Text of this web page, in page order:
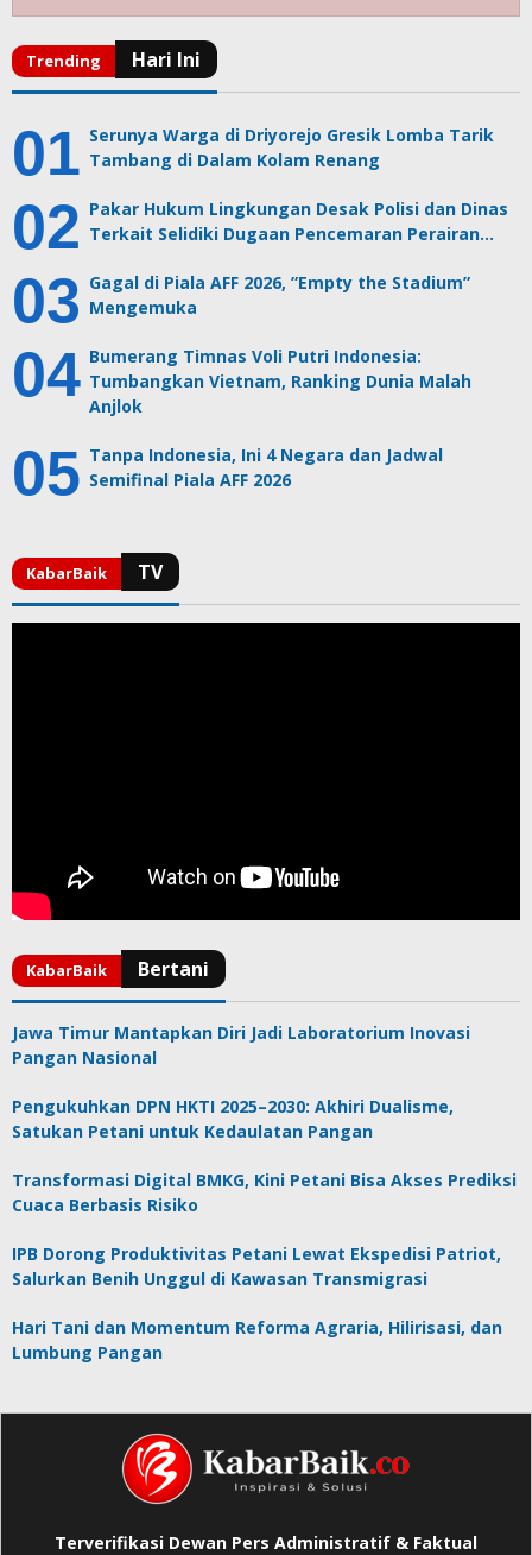
Serunya Warga di Driyorejo Gresik Lomba Tarik
Tambang di Dalam Kolam Renang
Pakar Hukum Lingkungan Desak Polisi dan Dinas
Terkait Selidiki Dugaan Pencemaran Perairan…
Gagal di Piala AFF 2026, ”Empty the Stadium”
Mengemuka
Bumerang Timnas Voli Putri Indonesia:
Tumbangkan Vietnam, Ranking Dunia Malah
Anjlok
Tanpa Indonesia, Ini 4 Negara dan Jadwal
Semifinal Piala AFF 2026
Jawa Timur Mantapkan Diri Jadi Laboratorium Inovasi
Pangan Nasional
Pengukuhkan DPN HKTI 2025–2030: Akhiri Dualisme,
Satukan Petani untuk Kedaulatan Pangan
Transformasi Digital BMKG, Kini Petani Bisa Akses Prediksi
Cuaca Berbasis Risiko
IPB Dorong Produktivitas Petani Lewat Ekspedisi Patriot,
Salurkan Benih Unggul di Kawasan Transmigrasi
Hari Tani dan Momentum Reforma Agraria, Hilirisasi, dan
Lumbung Pangan
Terverifikasi Dewan Pers Administratif & Faktual